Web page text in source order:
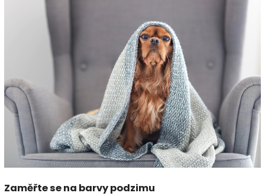
Zaměřte se na barvy podzimu